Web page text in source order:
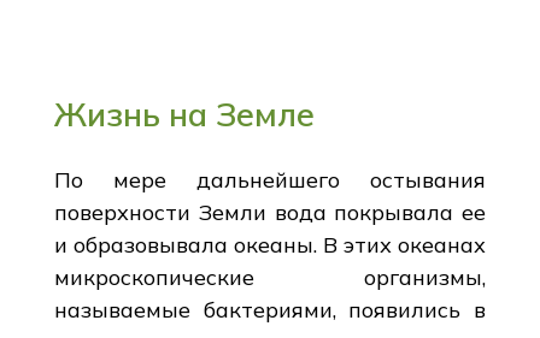
Жизнь на Земле
По мере дальнейшего остывания
поверхности Земли вода покрывала ее
и образовывала океаны. В этих океанах
микроскопические организмы,
называемые бактериями, появились в